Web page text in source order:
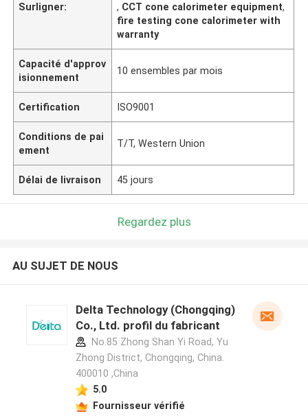
Surligner:
, CCT cone calorimeter equipment,
fire testing cone calorimeter with
warranty
Capacité d'approv
isionnement
10 ensembles par mois
Certification ISO9001
Conditions de pai
ement
T/T, Western Union
Délai de livraison 45 jours
Regardez plus
AU SUJET DE NOUS
Delta Technology (Chongqing)
Co., Ltd. profil du fabricant
No.85 Zhong Shan Yi Road, Yu
Zhong District, Chongqing, China.
400010 ,China
5.0
Fournisseur vérifié